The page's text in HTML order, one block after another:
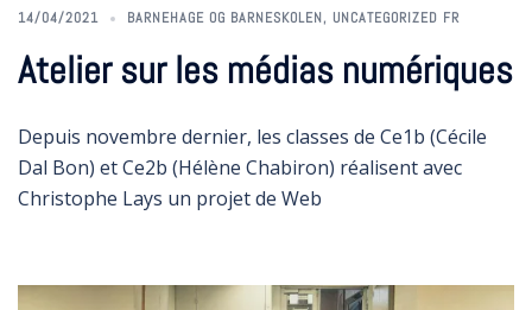
14/04/2021 BARNEHAGE OG BARNESKOLEN, UNCATEGORIZED FR
Atelier sur les médias numériques
Depuis novembre dernier, les classes de Ce1b (Cécile
Dal Bon) et Ce2b (Hélène Chabiron) réalisent avec
Christophe Lays un projet de Web